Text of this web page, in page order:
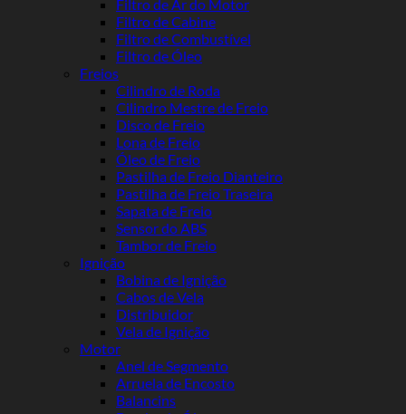
Filtro de Ar do Motor
Filtro de Cabine
Filtro de Combustível
Filtro de Óleo
Freios
Cilindro de Roda
Cilindro Mestre de Freio
Disco de Freio
Lona de Freio
Óleo de Freio
Pastilha de Freio Dianteiro
Pastilha de Freio Traseira
Sapata de Freio
Sensor do ABS
Tambor de Freio
Ignição
Bobina de Ignição
Cabos de Vela
Distribuidor
Vela de Ignição
Motor
Anel de Segmento
Arruela de Encosto
Balancins